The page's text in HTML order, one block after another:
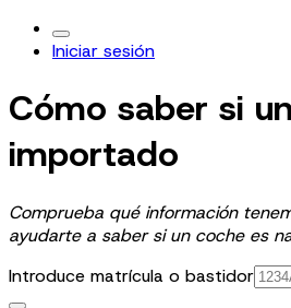
Iniciar sesión
Cómo saber si
importado
Comprueba qué información
ayudarte a saber si un coche es
Introduce matrícula o bastidor